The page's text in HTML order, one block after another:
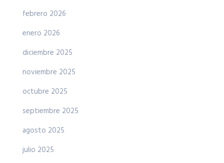
febrero 2026
enero 2026
diciembre 2025
noviembre 2025
octubre 2025
septiembre 2025
agosto 2025
julio 2025